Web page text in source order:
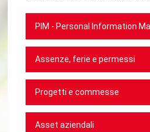
PIM - Personal Information
Assenze, ferie e permessi
Progetti e commesse
Asset aziendali